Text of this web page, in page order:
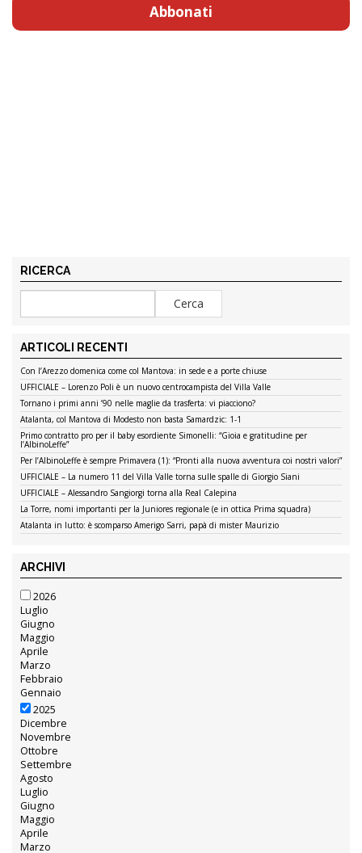
Abbonati
RICERCA
ARTICOLI RECENTI
Con l’Arezzo domenica come col Mantova: in sede e a porte chiuse
UFFICIALE – Lorenzo Poli è un nuovo centrocampista del Villa Valle
Tornano i primi anni ’90 nelle maglie da trasferta: vi piacciono?
Atalanta, col Mantova di Modesto non basta Samardzic: 1-1
Primo contratto pro per il baby esordiente Simonelli: “Gioia e gratitudine per
l’AlbinoLeffe”
Per l’AlbinoLeffe è sempre Primavera (1): “Pronti alla nuova avventura coi nostri valori”
UFFICIALE – La numero 11 del Villa Valle torna sulle spalle di Giorgio Siani
UFFICIALE – Alessandro Sangiorgi torna alla Real Calepina
La Torre, nomi importanti per la Juniores regionale (e in ottica Prima squadra)
Atalanta in lutto: è scomparso Amerigo Sarri, papà di mister Maurizio
ARCHIVI
2026
Luglio
Giugno
Maggio
Aprile
Marzo
Febbraio
Gennaio
2025
Dicembre
Novembre
Ottobre
Settembre
Agosto
Luglio
Giugno
Maggio
Aprile
Marzo